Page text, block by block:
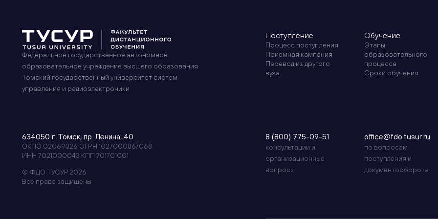
на пути к ней.
Федеральное государственное автономное
образовательное учреждение высшего образования
Томский государственный университет систем
управления и радиоэлектроники
634050 г. Томск, пр. Ленина, 40
ОКПО 02069326 ОГРН 1027000867068
ИНН 7021000043 КПП 701701001
© ФДО ТУСУР 2026
Все права защищены
Поступление
Процесс поступления
Приёмная кампания
Перевод из другого
вуза
Обучение
Этапы
образовательного
процесса
Сроки обучения
8 (800) 775-09-51
консультации и
организационные
вопросы
office@fdo.tusur.ru
по вопросам
поступления и
документооборота